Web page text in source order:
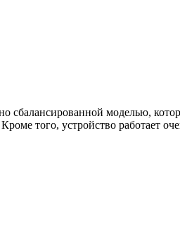
сбалансированной моделью,
того, устройство работает